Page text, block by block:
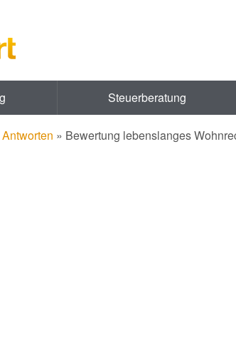
Steuerberatung
Antworten » Bewertung lebenslanges